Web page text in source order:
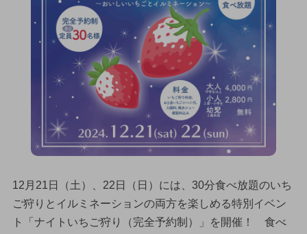
12月21日（土）、22日（日）には、30分食べ放題のいち
ご狩りとイルミネーションの両方を楽しめる特別イベン
ト「ナイトいちご狩り（完全予約制）」を開催！ 食べ